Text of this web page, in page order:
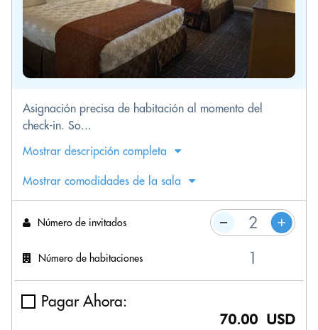
Asignación precisa de habitación al momento del
check-in. So...
Mostrar descripción completa
Mostrar comodidades de la sala
Número de invitados
Número de habitaciones
Pagar Ahora:
70.00 USD